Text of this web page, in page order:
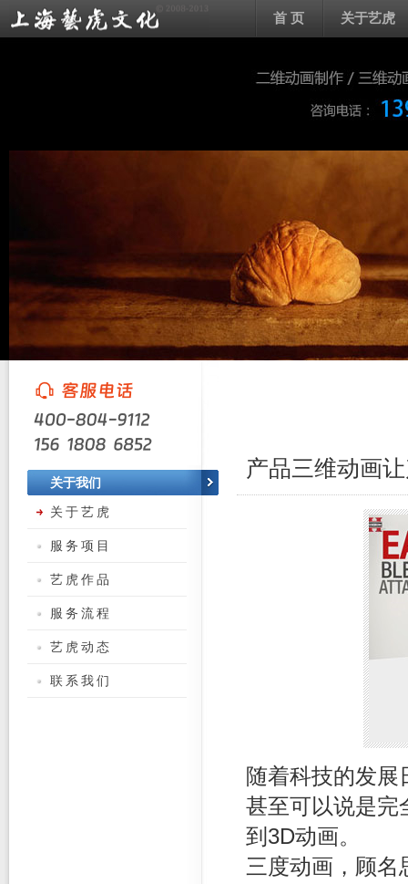
首 页 关于艺虎
产品三维动画
随着科技的发展
甚至可以说是完
到3D动画。
三度动画，顾名
关于我们
关于艺虎
服务项目
艺虎作品
服务流程
艺虎动态
联系我们